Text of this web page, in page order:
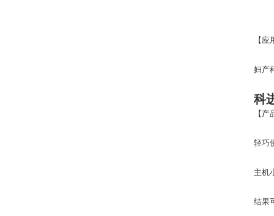
【
妇产
科
【
轻巧
主机
结果